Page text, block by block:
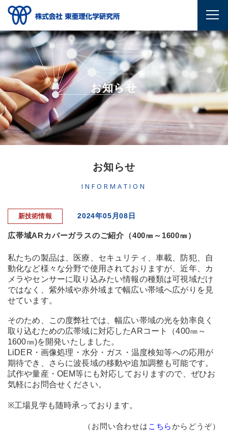
お知らせ
お知らせ
INFORMATION
新技術情報 2024年05月08日
広帯域ARカバーガラスのご紹介（400㎚～1600㎚）
私たちの製品は、医療、セキュリティ、車載、防犯、自
動化など様々な分野で使用されておりますが、近年、カ
メラやセンサーに取り込みたい情報の種類は可視域だけ
ではなく、紫外域や赤外域まで幅広い帯域へ広がりを見
せています。
そのため、この度弊社では、幅広い帯域の光を効率良く
取り込むための広帯域に対応したARコート（400㎚～
1600㎚)を開発いたしました。
LiDER・画像処理・水分・ガス・温度検知等への応用が
期待でき、さらに波長域の移動や追加調整も可能です。
試作や量産・OEM等にも対応しておりますので、ぜひお
気軽にお問合せください。
※工場見学も随時承っております。
（お問い合わせは こちらからどうぞ）